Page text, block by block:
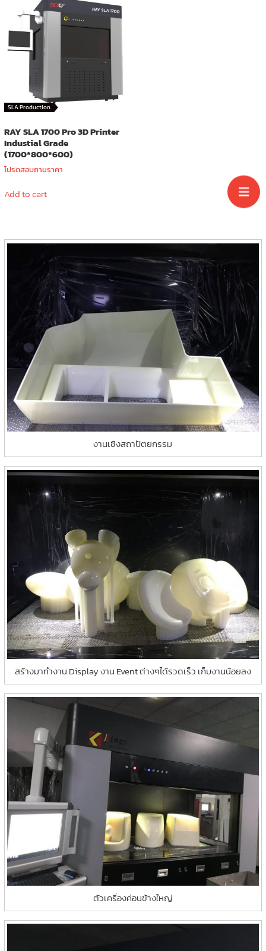
SLA Production
RAY SLA 1700 Pro 3D Printer
Industial Grade
(1700*800*600)
โปรดสอบถามราคา
Add to cart
งานเชิงสถาปัตยกรรม
สร้างมาทำงาน Display งาน Event ต่างๆได้รวดเร็ว เก็บงานน้อยลง
ตัวเครื่องค่อนข้างใหญ่